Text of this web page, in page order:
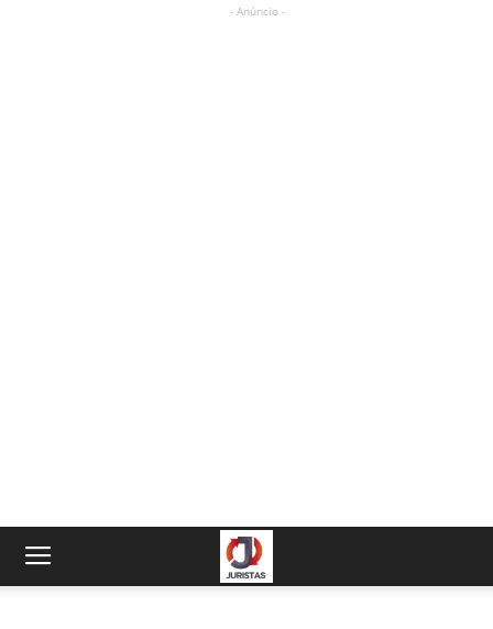
- Anúncio -